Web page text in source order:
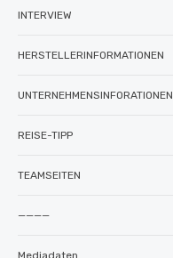
INTERVIEW
HERSTELLERINFORMATIONEN
UNTERNEHMENSINFORATIONEN
REISE-TIPP
TEAMSEITEN
————
Mediadaten